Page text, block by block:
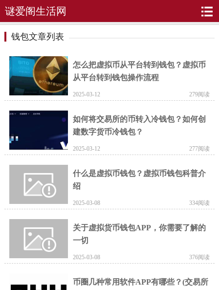
谜爱阁生活网
钱包文章列表
怎么把虚拟币从平台转到钱包？虚拟币
从平台转到钱包操作流程
2025-03-12 279阅读
如何将交易所的币转入冷钱包？如何创
建数字货币冷钱包？
2025-03-12 277阅读
什么是虚拟币钱包？虚拟币钱包科普介
绍
2025-03-08 334阅读
关于虚拟货币钱包APP，你需要了解的
一切
2025-03-08 376阅读
币圈几种常用软件APP有哪些？(交易所